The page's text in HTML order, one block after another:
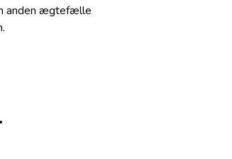
anden ægtefælle